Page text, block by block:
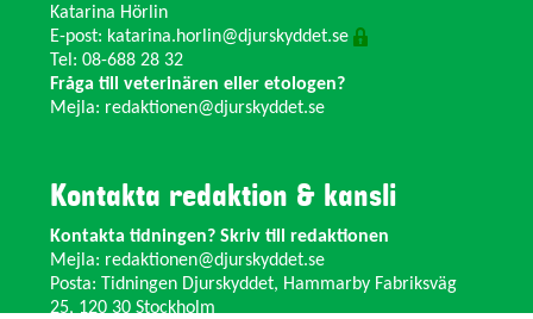
Katarina Hörlin
E-post: katarina.horlin@djurskyddet.se
Tel: 08-688 28 32
Fråga till veterinären eller etologen?
Mejla: redaktionen@djurskyddet.se
Kontakta redaktion & kansli
Kontakta tidningen? Skriv till redaktionen
Mejla: redaktionen@djurskyddet.se
Posta: Tidningen Djurskyddet, Hammarby Fabriksväg
25, 120 30 Stockholm